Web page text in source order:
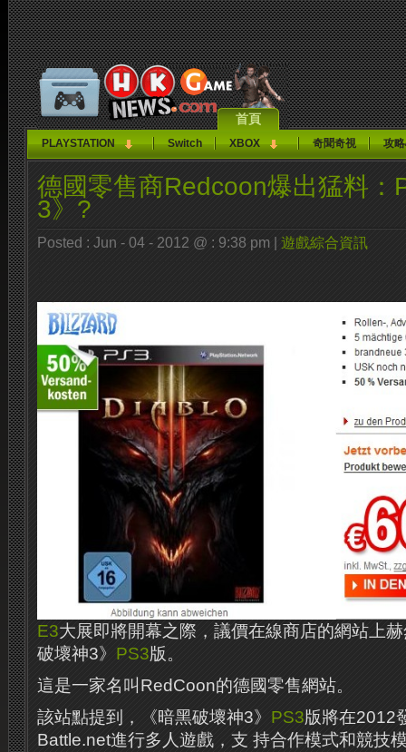
首頁
PLAYSTATION Switch XBOX 奇聞奇視 攻
德國零售商Redcoon爆出猛料：
3》?
Posted : Jun - 04 - 2012 @ : 9:38 pm | 遊戲綜合資訊
E3大展即將開幕之際，議價在線商店的網站上
破壞神3》 PS3版。
這是一家名叫RedCoon的德國零售網站。
該站點提到，《暗黑破壞神3》 PS3版將在2012
Battle.net進行多人遊戲，支 ​​持合作模式和競技